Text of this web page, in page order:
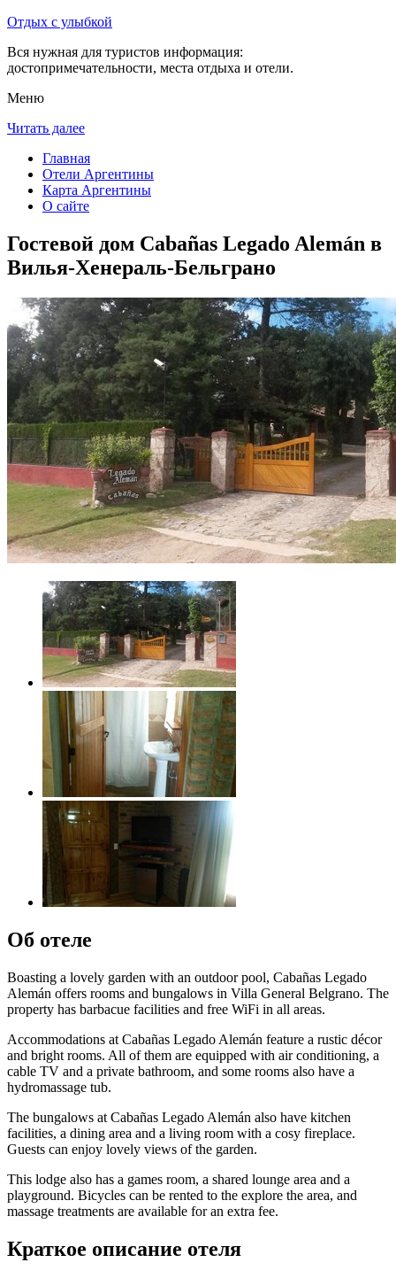
Отдых с улыбкой
Вся нужная для туристов информация:
достопримечательности, места отдыха и отели.
Меню
Читать далее
Главная
Отели Аргентины
Карта Аргентины
О сайте
Гостевой дом Cabañas Legado Alemán в
Вилья-Хенераль-Бельграно
Об отеле
Boasting a lovely garden with an outdoor pool, Cabañas Legado
Alemán offers rooms and bungalows in Villa General Belgrano. The
property has barbacue facilities and free WiFi in all areas.
Accommodations at Cabañas Legado Alemán feature a rustic décor
and bright rooms. All of them are equipped with air conditioning, a
cable TV and a private bathroom, and some rooms also have a
hydromassage tub.
The bungalows at Cabañas Legado Alemán also have kitchen
facilities, a dining area and a living room with a cosy fireplace.
Guests can enjoy lovely views of the garden.
This lodge also has a games room, a shared lounge area and a
playground. Bicycles can be rented to the explore the area, and
massage treatments are available for an extra fee.
Краткое описание отеля